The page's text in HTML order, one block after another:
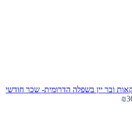
ובר יין בשפלה הדרומית- שכר חודשי